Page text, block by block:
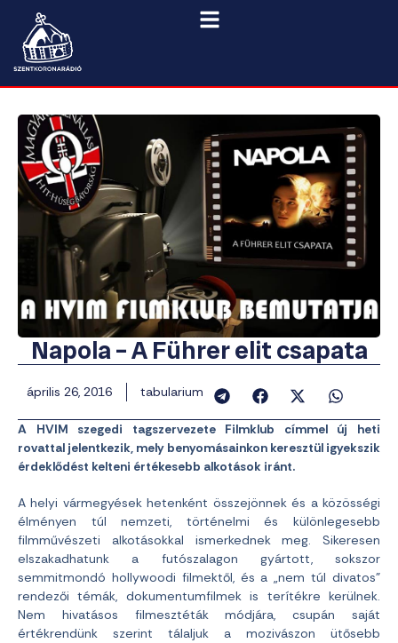
Napola – A Führer elit csapata
április 26, 2016 tabularium
A HVIM szegedi tagszervezete Filmklub címmel új heti
rovattal jelentkezik, mely benyomásainkon keresztül igyekszik
érdeklődést kelteni értékesebb alkotások iránt.
A helyi vármegyések hetenként összejönnek és a közösségi
élményen túl nemzeti, történelmi és különlegesebb
filmművészeti alkotásokkal ismerkednek meg. Sikeresen
elszakadhatunk a futószalagon gyártott, sokszor
semmitmondó hollywoodi filmektől, és a „nem túl divatos”
rendezői témák, dokumentumfilmek is terítékre kerülnek.
Nem hivatásos filmesztéták módjára, csupán saját
értékrendünk szerint tálaljuk a mozivászon ütősebb